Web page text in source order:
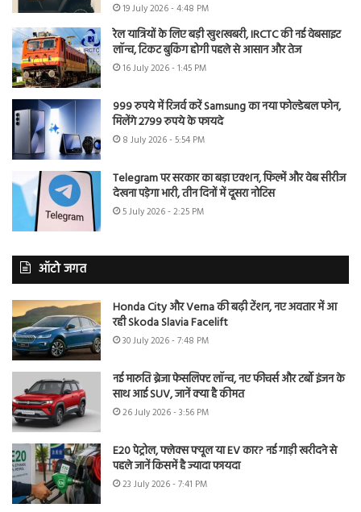
19 July 2026 - 4:48 PM
रेल यात्रियों के लिए बड़ी खुशखबरी, IRCTC की नई वेबसाइट
लॉन्च, टिकट बुकिंग होगी पहले से आसान और तेज
16 July 2026 - 1:45 PM
999 रुपये में रिजर्व करें Samsung का नया फोल्डेबल फोन,
मिलेंगे 2799 रुपये के फायदे
8 July 2026 - 5:54 PM
Telegram पर सरकार का बड़ा एक्शन, फिल्में और वेब सीरीज
देखना पड़ेगा भारी, तीन दिनों में दूसरा नोटिस
5 July 2026 - 2:25 PM
ऑटो जगत
Honda City और Verna की बढ़ी टेंशन, नए अवतार में आ
रही Skoda Slavia Facelift
30 July 2026 - 7:48 PM
नई मारुति ब्रेजा फेसलिफ्ट लॉन्च, नए फीचर्स और टर्बो इंजन के
साथ आई SUV, जानें क्या है कीमत
26 July 2026 - 3:56 PM
E20 पेट्रोल, फ्लेक्स फ्यूल या EV कार? नई गाड़ी खरीदने से
पहले जानें किसमें है ज्यादा फायदा
23 July 2026 - 7:41 PM